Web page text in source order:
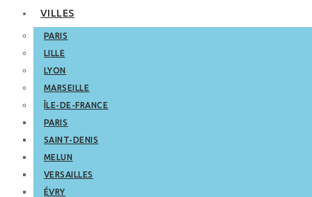
VILLES
PARIS
LILLE
LYON
MARSEILLE
ÎLE-DE-FRANCE
PARIS
SAINT-DENIS
MELUN
VERSAILLES
ÉVRY